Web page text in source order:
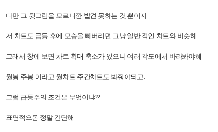
다만 그 뒷그림을 모르니깐 발견 못하는 것 뿐이지
저 차트도 급등 후에 모습을 빼버리면 그냥 일반 적인 차트와 비슷해
그래서 창에 보면 차트 확대 축소가 있으니 여러 각도에서 바라봐야해
월봉 주봉 이라고 월차트 주간차트도 봐줘야되고.
그럼 급등주의 조건은 무엇이냐??
표면적으론 정말 간단해